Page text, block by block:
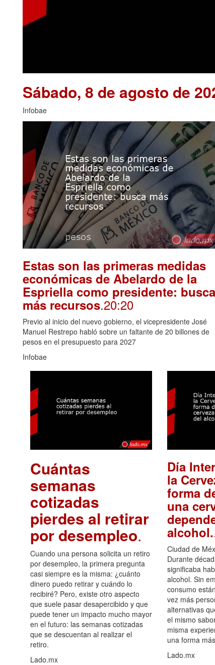
Sábado, 8 de agosto de
Infobae
Estas son las primeras medidas
económicas de Abelardo de la
Espriella como presidente: busca
más recursos.20:20
Previo al inicio del nuevo gobierno, el vicepresidente José
Manuel Restrepo habló sobre un faltante de 20 billones de
pesos en el presupuesto para 2027
Infobae
Cuántas
semanas
cotizadas
pierdes al retirar
por desempleo.
Cuando una persona solicita un retiro
por desempleo, la primera pregunta
casi siempre es la misma: ¿cuánto
dinero puedo retirar y cuándo lo
recibiré? Pero, existe otro aspecto
que suele pasar desapercibido y que
puede tener un impacto mucho mayor
en el futuro: las semanas cotizadas
que se descuentan al realizar el
retiro.
Lado.mx
Día
la
forma
una
alcohol.
Ciudad de
Durante
significaba
alcohol. Sin
consumo
vez más
alternativas
el mismo
misma
una forma
Lado.mx